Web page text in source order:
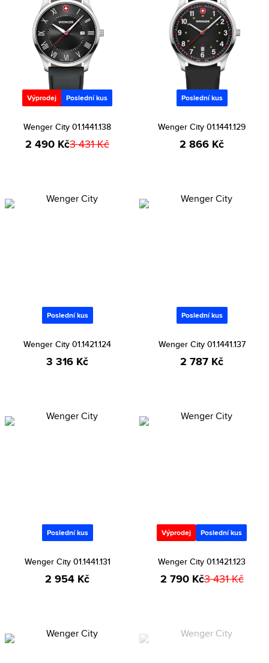
Výprodej Poslední kus
Wenger City 01.1441.138
2 490 Kč3 431 Kč
Poslední kus
Wenger City 01.1441.129
2 866 Kč
Poslední kus
Wenger City 01.1421.124
3 316 Kč
Poslední kus
Wenger City 01.1441.137
2 787 Kč
Poslední kus
Wenger City 01.1441.131
2 954 Kč
Výprodej Poslední kus
Wenger City 01.1421.123
2 790 Kč3 431 Kč